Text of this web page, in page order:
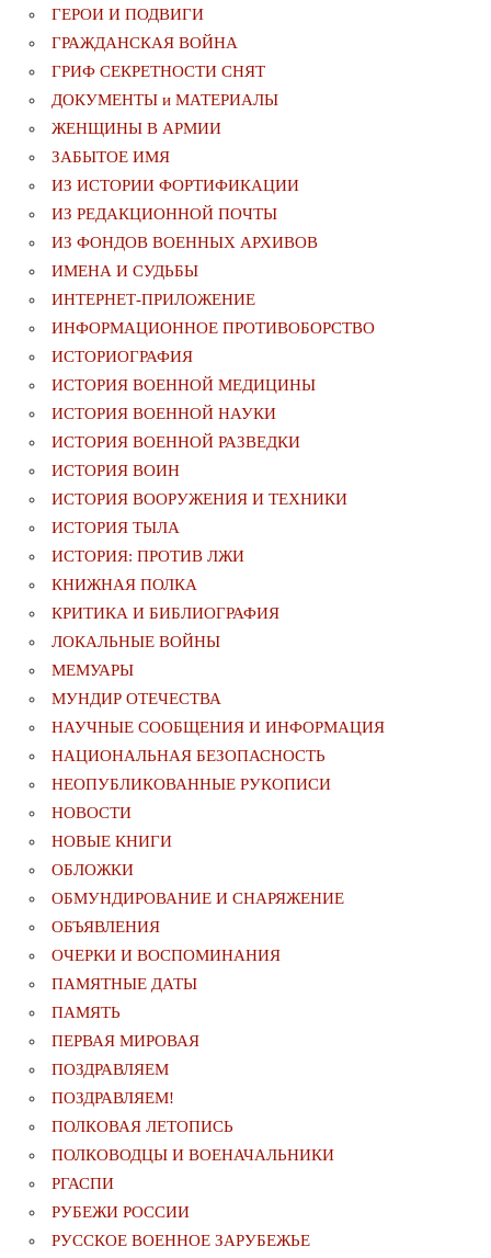
ГЕРОИ И ПОДВИГИ
ГРАЖДАНСКАЯ ВОЙНА
ГРИФ СЕКРЕТНОСТИ СНЯТ
ДОКУМЕНТЫ и МАТЕРИАЛЫ
ЖЕНЩИНЫ В АРМИИ
ЗАБЫТОЕ ИМЯ
ИЗ ИСТОРИИ ФОРТИФИКАЦИИ
ИЗ РЕДАКЦИОННОЙ ПОЧТЫ
ИЗ ФОНДОВ ВОЕННЫХ АРХИВОВ
ИМЕНА И СУДЬБЫ
ИНТЕРНЕТ-ПРИЛОЖЕНИЕ
ИНФОРМАЦИОННОЕ ПРОТИВОБОРСТВО
ИСТОРИОГРАФИЯ
ИСТОРИЯ ВОЕННОЙ МЕДИЦИНЫ
ИСТОРИЯ ВОЕННОЙ НАУКИ
ИСТОРИЯ ВОЕННОЙ РАЗВЕДКИ
ИСТОРИЯ ВОИН
ИСТОРИЯ ВООРУЖЕНИЯ И ТЕХНИКИ
ИСТОРИЯ ТЫЛА
ИСТОРИЯ: ПРОТИВ ЛЖИ
КНИЖНАЯ ПОЛКА
КРИТИКА И БИБЛИОГРАФИЯ
ЛОКАЛЬНЫЕ ВОЙНЫ
МЕМУАРЫ
МУНДИР ОТЕЧЕСТВА
НАУЧНЫЕ СООБЩЕНИЯ И ИНФОРМАЦИЯ
НАЦИОНАЛЬНАЯ БЕЗОПАСНОСТЬ
НЕОПУБЛИКОВАННЫЕ РУКОПИСИ
НОВОСТИ
НОВЫЕ КНИГИ
ОБЛОЖКИ
ОБМУНДИРОВАНИЕ И СНАРЯЖЕНИЕ
ОБЪЯВЛЕНИЯ
ОЧЕРКИ И ВОСПОМИНАНИЯ
ПАМЯТНЫЕ ДАТЫ
ПАМЯТЬ
ПЕРВАЯ МИРОВАЯ
ПОЗДРАВЛЯЕМ
ПОЗДРАВЛЯЕМ!
ПОЛКОВАЯ ЛЕТОПИСЬ
ПОЛКОВОДЦЫ И ВОЕНАЧАЛЬНИКИ
РГАСПИ
РУБЕЖИ РОССИИ
РУССКОЕ ВОЕННОЕ ЗАРУБЕЖЬЕ